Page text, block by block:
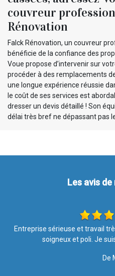
couvreur
Rénovation
Falck Rénovation, un couvreur
bénéficie de la confiance des
Voue propose d’intervenir sur
procéder à des remplacements
une longue expérience réussie
le coût de ses services est
dresser un devis détaillé ! Son
délai très bref ne dépassant pas
Les avis
Travail parfait, très soigné,
agréablement données par
professionnelle que je